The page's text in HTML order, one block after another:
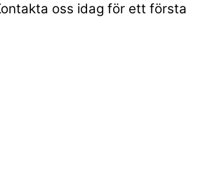
oss idag för ett första